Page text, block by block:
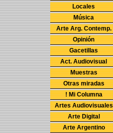
Locales
Música
Arte Arg. Contemp.
Opinión
Gacetillas
Act. Audiovisual
Muestras
Otras miradas
! Mi Columna
Artes Audiovisuales
Arte Digital
Arte Argentino